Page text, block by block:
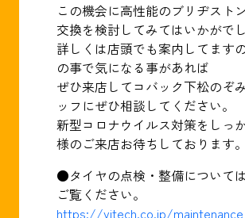
この機会に高性能のブリヂスト
交換を検討してみてはいかがで
詳しくは店頭でも案内してます
の事で気になる事があれば
ぜひ来店してコバック下松のぞ
ッフにぜひ相談してください。
新型コロナウイルス対策をしっ
様のご来店お待ちしております。
●タイヤの点検・整備について
ご覧ください。
https://vitech.co.jp/maintenance